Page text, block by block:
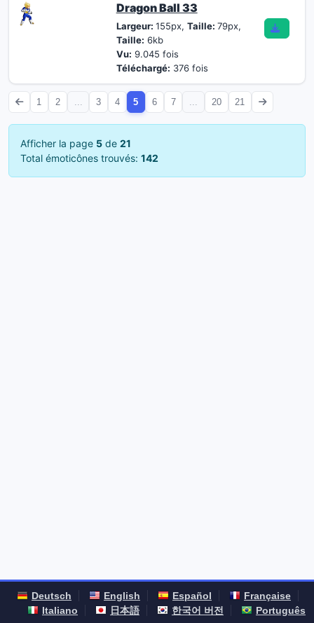
Dragon Ball 33
Largeur: 155px, Taille: 79px,
Taille: 6kb
Vu: 9.045 fois
Téléchargé: 376 fois
1 2 3 4 5 6 7 20 21
Afficher la page 5 de 21
Total émoticônes trouvés: 142
Deutsch English Español
Française
Italiano
日本語 한국어 버전 Português